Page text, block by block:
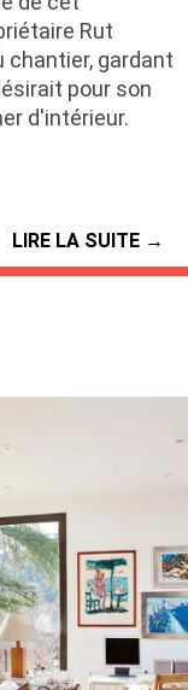
Rut
chantier, gardant
pour son
d'intérieur.
LIRE LA SUITE →